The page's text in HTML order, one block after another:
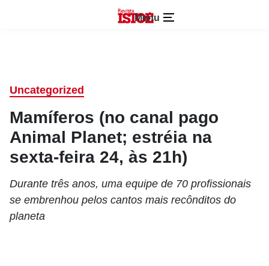
Menu
Uncategorized
Mamíferos (no canal pago
Animal Planet; estréia na
sexta-feira 24, às 21h)
Durante três anos, uma equipe de 70 profissionais
se embrenhou pelos cantos mais recônditos do
planeta